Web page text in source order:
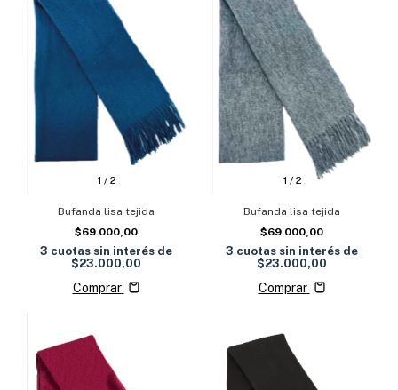
1 / 2
Bufanda lisa tejida
$69.000,00
3 cuotas sin interés de
$23.000,00
Comprar
1 / 2
Bufanda lisa tejida
$69.000,00
3 cuotas sin interés de
$23.000,00
Comprar